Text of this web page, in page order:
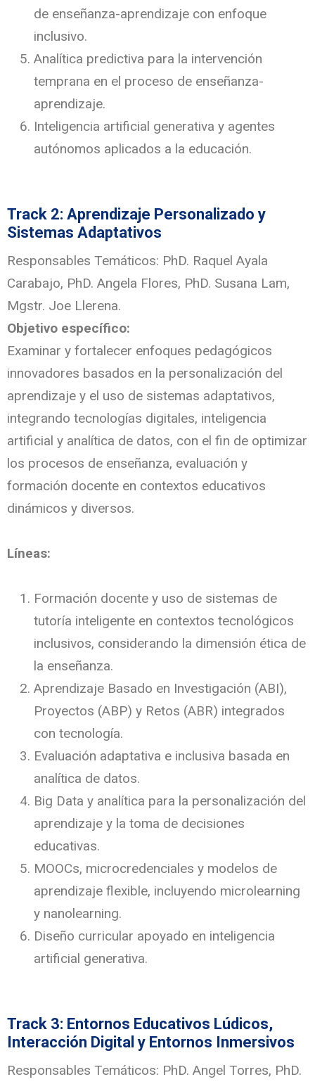
de enseñanza-aprendizaje con enfoque
inclusivo.
Analítica predictiva para la intervención
temprana en el proceso de enseñanza-
aprendizaje.
Inteligencia artificial generativa y agentes
autónomos aplicados a la educación.
Track 2: Aprendizaje Personalizado y
Sistemas Adaptativos
Responsables Temáticos: PhD. Raquel Ayala
Carabajo, PhD. Angela Flores, PhD. Susana Lam,
Mgstr. Joe Llerena.
Objetivo específico:
Examinar y fortalecer enfoques pedagógicos
innovadores basados en la personalización del
aprendizaje y el uso de sistemas adaptativos,
integrando tecnologías digitales, inteligencia
artificial y analítica de datos, con el fin de optimizar
los procesos de enseñanza, evaluación y
formación docente en contextos educativos
dinámicos y diversos.
Líneas:
Formación docente y uso de sistemas de
tutoría inteligente en contextos tecnológicos
inclusivos, considerando la dimensión ética de
la enseñanza.
Aprendizaje Basado en Investigación (ABI),
Proyectos (ABP) y Retos (ABR) integrados
con tecnología.
Evaluación adaptativa e inclusiva basada en
analítica de datos.
Big Data y analítica para la personalización del
aprendizaje y la toma de decisiones
educativas.
MOOCs, microcredenciales y modelos de
aprendizaje flexible, incluyendo microlearning
y nanolearning.
Diseño curricular apoyado en inteligencia
artificial generativa.
Track 3: Entornos Educativos Lúdicos,
Interacción Digital y Entornos Inmersivos
Responsables Temáticos: PhD. Angel Torres, PhD.